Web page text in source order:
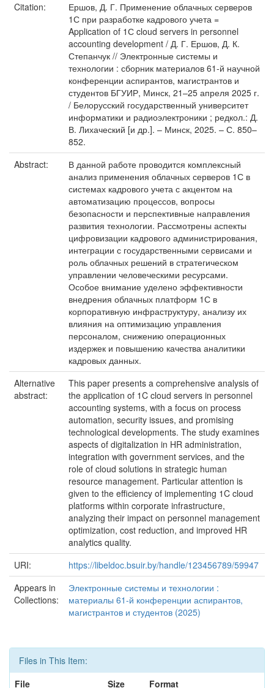
Citation:
Ершов, Д. Г. Применение облачных серверов
1С при разработке кадрового учета =
Application of 1С cloud servers in personnel
accounting development / Д. Г. Ершов, Д. К.
Степанчук // Электронные системы и
технологии : сборник материалов 61-й научной
конференции аспирантов, магистрантов и
студентов БГУИР, Минск, 21–25 апреля 2025 г.
/ Белорусский государственный университет
информатики и радиоэлектроники ; редкол.: Д.
В. Лихаческий [и др.]. – Минск, 2025. – С. 850–
852.
Abstract:
В данной работе проводится комплексный
анализ применения облачных серверов 1С в
системах кадрового учета с акцентом на
автоматизацию процессов, вопросы
безопасности и перспективные направления
развития технологии. Рассмотрены аспекты
цифровизации кадрового администрирования,
интеграции с государственными сервисами и
роль облачных решений в стратегическом
управлении человеческими ресурсами.
Особое внимание уделено эффективности
внедрения облачных платформ 1С в
корпоративную инфраструктуру, анализу их
влияния на оптимизацию управления
персоналом, снижению операционных
издержек и повышению качества аналитики
кадровых данных.
Alternative
abstract:
This paper presents a comprehensive analysis of
the application of 1C cloud servers in personnel
accounting systems, with a focus on process
automation, security issues, and promising
technological developments. The study examines
aspects of digitalization in HR administration,
integration with government services, and the
role of cloud solutions in strategic human
resource management. Particular attention is
given to the efficiency of implementing 1C cloud
platforms within corporate infrastructure,
analyzing their impact on personnel management
optimization, cost reduction, and improved HR
analytics quality.
URI:
https://libeldoc.bsuir.by/handle/123456789/59947
Appears in
Collections:
Электронные системы и технологии :
материалы 61-й конференции аспирантов,
магистрантов и студентов (2025)
Files in This Item:
File
Size Format